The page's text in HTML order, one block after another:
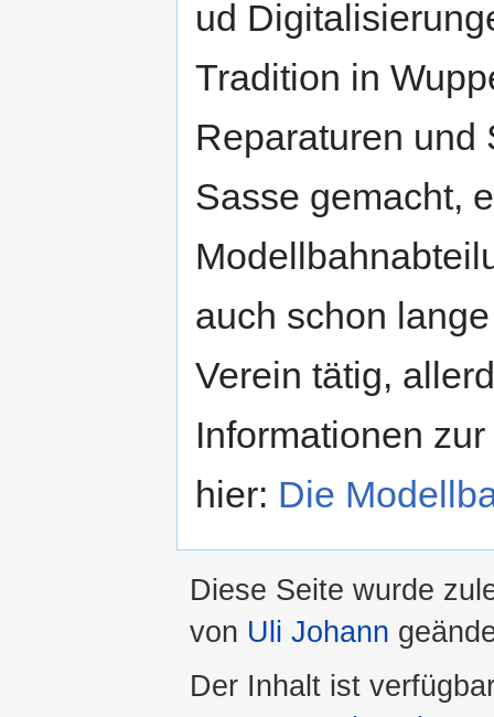
ud
Tradition in
Reparaturen und
Sasse gemacht,
auch schon
Verein tätig,
Informationen
hier: Die
Diese Seite wurde
von Uli Johann
Der Inhalt ist